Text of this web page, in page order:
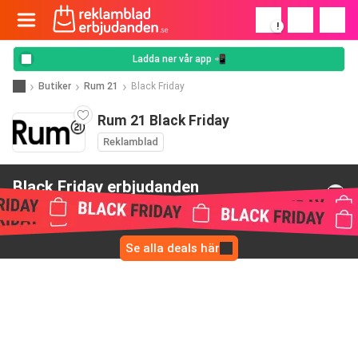
!
Ladda ner vår app 📲
Butiker Rum 21 Black Friday
Rum 21 Black Friday
Reklamblad
Black Friday erbjudanden
från Rum 21
Se alla deals här